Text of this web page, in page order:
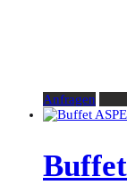
Anfragen